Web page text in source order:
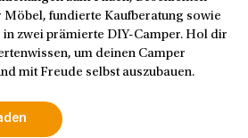
Möbel, fundierte Kaufberatung sowie
zwei prämierte DIY-Camper. Hol dir
um deinen Camper
mit Freude selbst auszubauen.